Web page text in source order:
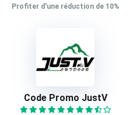
Profiter d'une réduction de 10%
Code Promo JustV